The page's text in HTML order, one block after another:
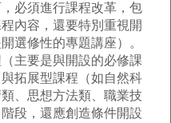
必須進行課程改革，包
內容，還要特別重視開
選修性的專題講座）。
主要是與開設的必修課
拓展型課程（如自然科
、思想方法類、職業技
段，還應創造條件開設